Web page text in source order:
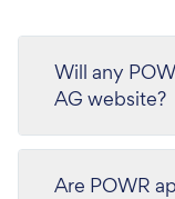
Will any
AG website?
Are POWR